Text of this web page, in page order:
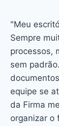
"Meu
Sempre
processos,
sem
equipe se
da Firma
organizar o